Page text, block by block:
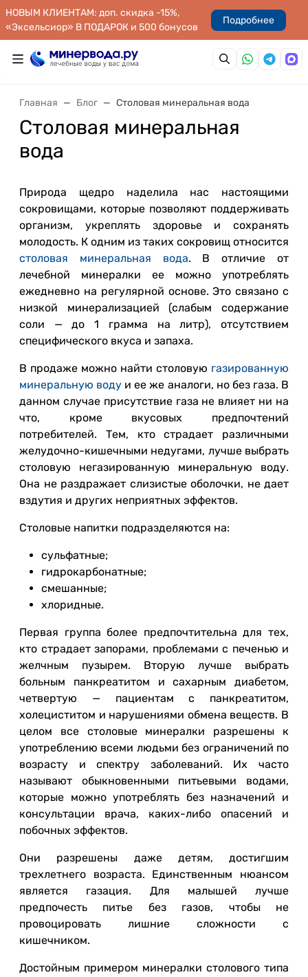
НОВЫМ КЛИЕНТАМ: доп. скидка -15%,
«Эксельсиор» В ПОДАРОК и 500 бонусов
Подробнее
Главная Блог Столовая минеральная вода
Столовая минеральная
вода
Природа щедро наделила нас настоящими
сокровищами, которые позволяют поддерживать
организм, укреплять здоровье и сохранять
молодость. К одним из таких сокровищ относится
столовая минеральная вода. В отличие от
лечебной минералки ее можно употреблять
ежедневно на регулярной основе. Это связано с
низкой минерализацией (слабым содержание
соли — до 1 грамма на литр), отсутствием
специфического вкуса и запаха.
В продаже можно найти столовую газированную
минеральную воду и ее же аналоги, но без газа. В
данном случае присутствие газа не влияет ни на
что, кроме вкусовых предпочтений
потребителей. Тем, кто страдает различными
желудочно-кишечными недугами, лучше выбрать
столовую негазированную минеральную воду.
Она не раздражает слизистые оболочки, не дает
вздутия и других неприятных эффектов.
Столовые напитки подразделяются на:
сульфатные;
гидрокарбонатные;
смешанные;
хлоридные.
Первая группа более предпочтительна для тех,
кто страдает запорами, проблемами с печенью и
желчным пузырем. Вторую лучше выбрать
больным панкреатитом и сахарным диабетом,
четвертую — пациентам с панкреатитом,
холециститом и нарушениями обмена веществ. В
целом все столовые минералки разрешены к
употреблению всеми людьми без ограничений по
возрасту и спектру заболеваний. Их часто
называют обыкновенными питьевыми водами,
которые можно употреблять без назначений и
консультации врача, каких-либо опасений и
побочных эффектов.
Они разрешены даже детям, достигшим
трехлетнего возраста. Единственным нюансом
является газация. Для малышей лучше
предпочесть питье без газов, чтобы не
провоцировать лишние сложности с
кишечником.
Достойным примером минералки столового типа